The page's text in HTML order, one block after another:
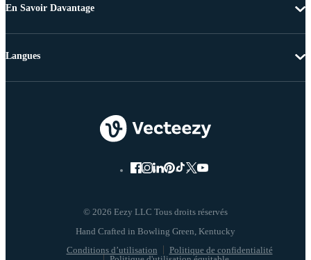
En Savoir Davantage
© 2026 Eezy LLC Tous droits réservés
Conditions d’utilisation
Politique de confidentialité
Langues